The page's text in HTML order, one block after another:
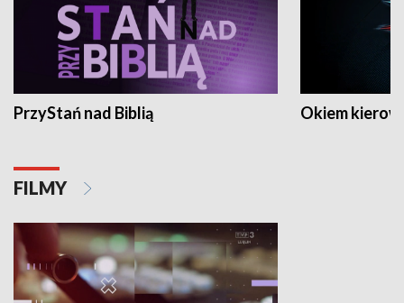
PrzyStań nad Biblią Okiem
FILMY